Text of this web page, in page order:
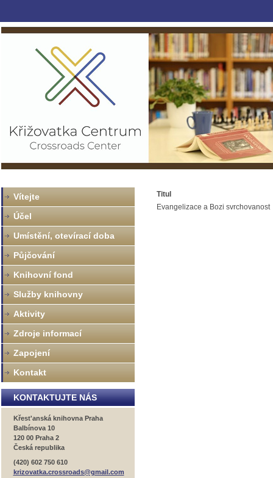
Titul
Evangelizace a Bozi svrchovanost
Vítejte
Účel
Umístění, otevírací doba
Půjčování
Knihovní fond
Služby knihovny
Aktivity
Zdroje informací
Zapojení
Kontakt
KONTAKTUJTE NÁS
Křest'anská knihovna Praha
Balbínova 10
120 00 Praha 2
Česká republika
(420) 602 750 610
krizovatka.crossroads@gmail.com